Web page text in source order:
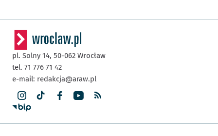
pl. Solny 14, 50-062 Wrocław
tel. 71 776 71 42
e-mail: redakcja@araw.pl